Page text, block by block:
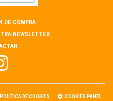
DE COMPRA
NEWSLETTER
POLÍTICA DE COOKIES COOKIES PANEL